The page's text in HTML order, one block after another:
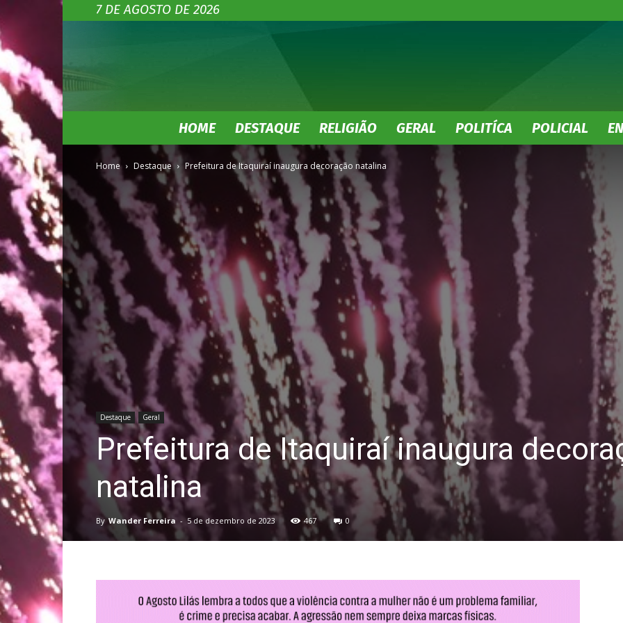
7 DE AGOSTO DE 2026
No
Olhar
MS
HOME DESTAQUE RELIGIÃO GERAL POLITÍCA POLICIAL
Home Destaque Prefeitura de Itaquiraí inaugura decoração natalina
Destaque Geral
Prefeitura de Itaquiraí inaugura
natalina
By Wander Ferreira - 5 de dezembro de 2023 467 0